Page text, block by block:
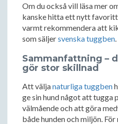
Om du också vill läsa mer
kanske hitta ett nytt
varmt rekommendera att
som säljersvenska tuggben.
Sammanfattning –
gör stor skillnad
Att väljanaturliga tuggben
ge sin hund något att tugga
välmående och att göra
både hunden och miljön.